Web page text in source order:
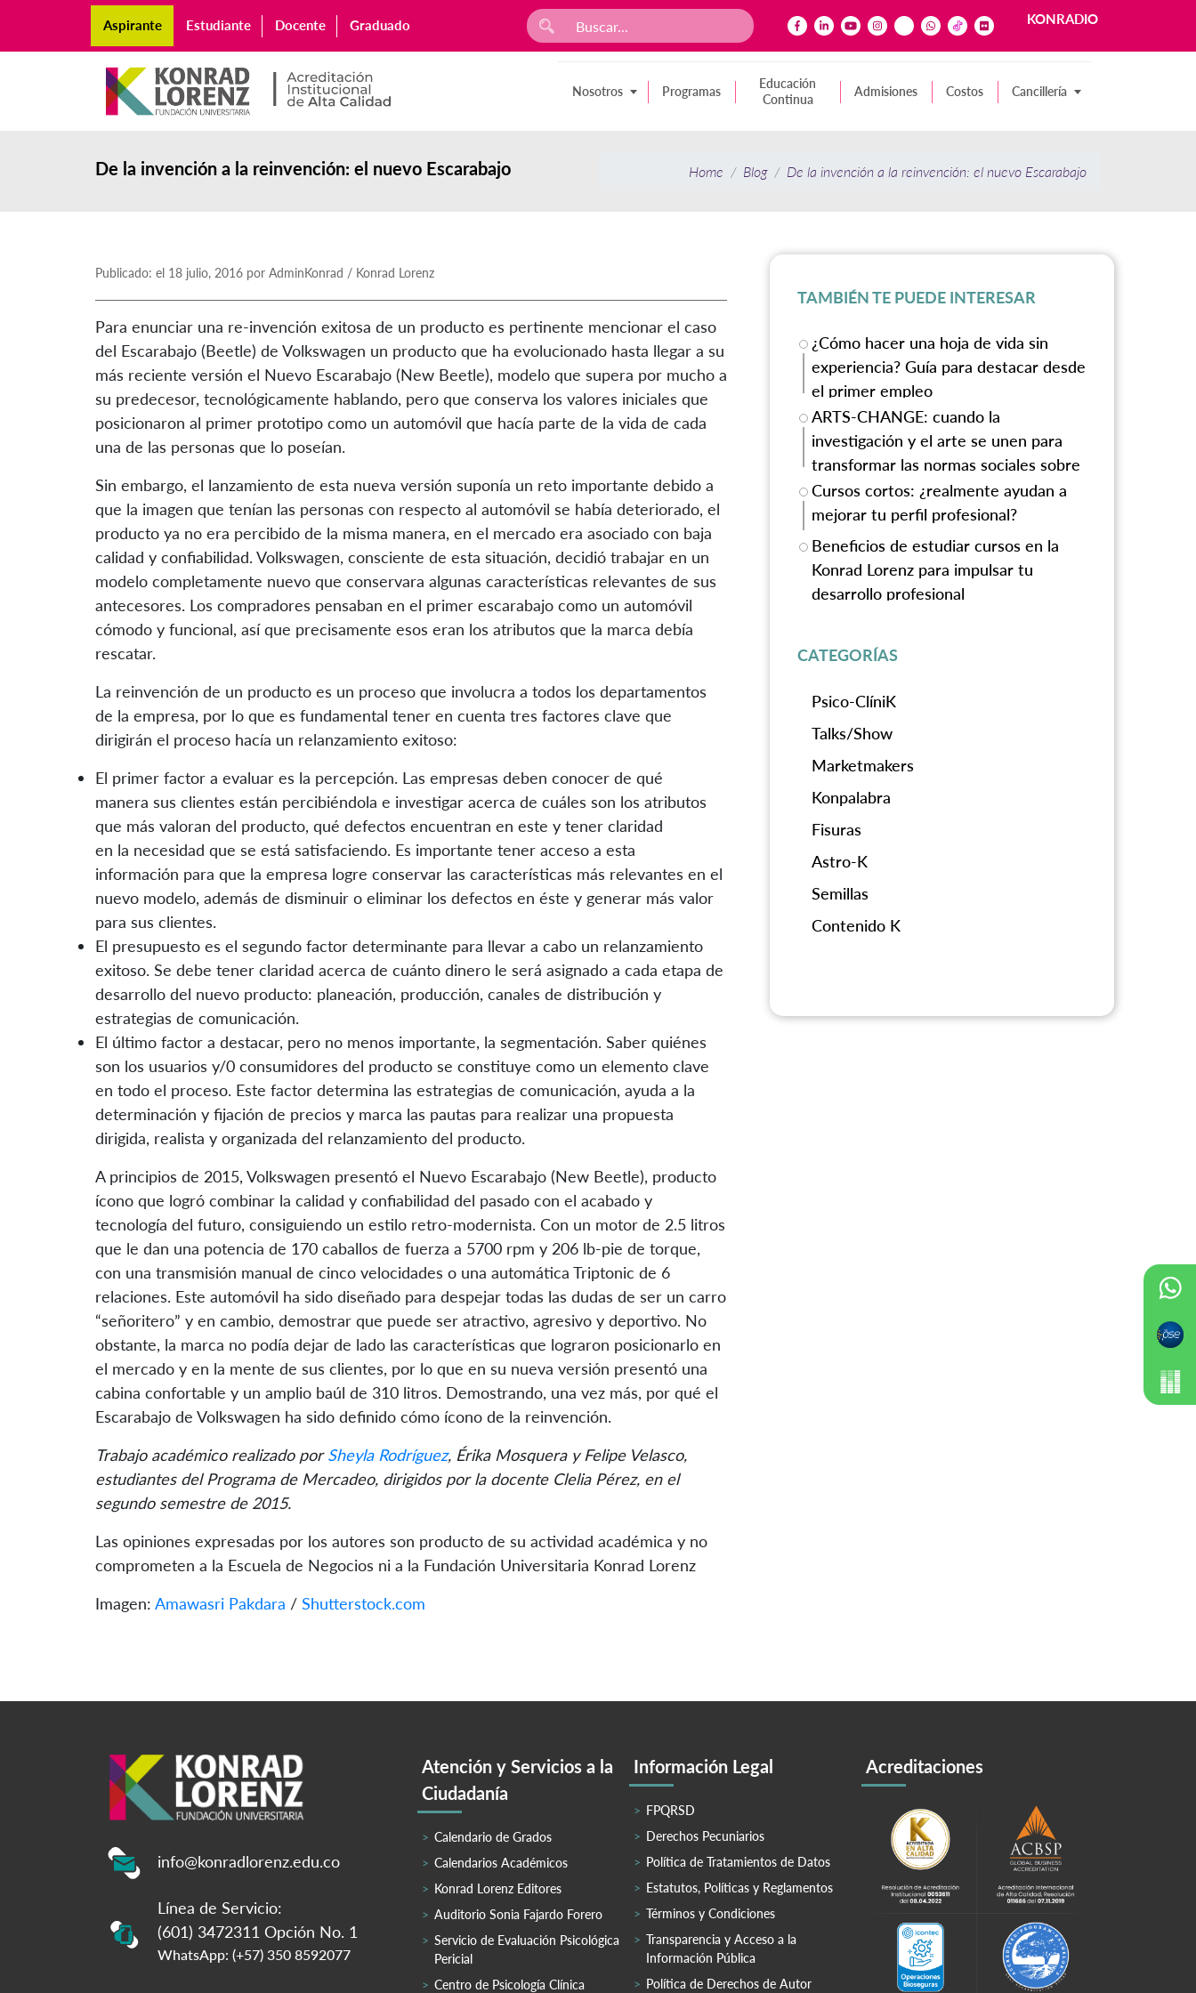
Aspirante Estudiante Docente Graduado KONRADIO
Nosotros Programas
Educación
Continua
Admisiones Costos Cancillería
De la invención a la reinvención: el nuevo Escarabajo Home Blog De la invención a la reinvención: el nuevo Escarabajo
Publicado: el 18 julio, 2016 por AdminKonrad / Konrad Lorenz
Para enunciar una re-invención exitosa de un producto es pertinente mencionar el caso
del Escarabajo (Beetle) de Volkswagen un producto que ha evolucionado hasta llegar a su
más reciente versión el Nuevo Escarabajo (New Beetle), modelo que supera por mucho a
su predecesor, tecnológicamente hablando, pero que conserva los valores iniciales que
posicionaron al primer prototipo como un automóvil que hacía parte de la vida de cada
una de las personas que lo poseían.
Sin embargo, el lanzamiento de esta nueva versión suponía un reto importante debido a
que la imagen que tenían las personas con respecto al automóvil se había deteriorado, el
producto ya no era percibido de la misma manera, en el mercado era asociado con baja
calidad y confiabilidad. Volkswagen, consciente de esta situación, decidió trabajar en un
modelo completamente nuevo que conservara algunas características relevantes de sus
antecesores. Los compradores pensaban en el primer escarabajo como un automóvil
cómodo y funcional, así que precisamente esos eran los atributos que la marca debía
rescatar.
La reinvención de un producto es un proceso que involucra a todos los departamentos
de la empresa, por lo que es fundamental tener en cuenta tres factores clave que
dirigirán el proceso hacía un relanzamiento exitoso:
El primer factor a evaluar es la percepción. Las empresas deben conocer de qué
manera sus clientes están percibiéndola e investigar acerca de cuáles son los atributos
que más valoran del producto, qué defectos encuentran en este y tener claridad
en la necesidad que se está satisfaciendo. Es importante tener acceso a esta
información para que la empresa logre conservar las características más relevantes en el
nuevo modelo, además de disminuir o eliminar los defectos en éste y generar más valor
para sus clientes.
El presupuesto es el segundo factor determinante para llevar a cabo un relanzamiento
exitoso. Se debe tener claridad acerca de cuánto dinero le será asignado a cada etapa de
desarrollo del nuevo producto: planeación, producción, canales de distribución y
estrategias de comunicación.
El último factor a destacar, pero no menos importante, la segmentación. Saber quiénes
son los usuarios y/0 consumidores del producto se constituye como un elemento clave
en todo el proceso. Este factor determina las estrategias de comunicación, ayuda a la
determinación y fijación de precios y marca las pautas para realizar una propuesta
dirigida, realista y organizada del relanzamiento del producto.
A principios de 2015, Volkswagen presentó el Nuevo Escarabajo (New Beetle), producto
ícono que logró combinar la calidad y confiabilidad del pasado con el acabado y
tecnología del futuro, consiguiendo un estilo retro-modernista. Con un motor de 2.5 litros
que le dan una potencia de 170 caballos de fuerza a 5700 rpm y 206 lb-pie de torque,
con una transmisión manual de cinco velocidades o una automática Triptonic de 6
relaciones. Este automóvil ha sido diseñado para despejar todas las dudas de ser un carro
“señoritero” y en cambio, demostrar que puede ser atractivo, agresivo y deportivo. No
obstante, la marca no podía dejar de lado las características que lograron posicionarlo en
el mercado y en la mente de sus clientes, por lo que en su nueva versión presentó una
cabina confortable y un amplio baúl de 310 litros. Demostrando, una vez más, por qué el
Escarabajo de Volkswagen ha sido definido cómo ícono de la reinvención.
Trabajo académico realizado porSheyla Rodríguez, Érika Mosquera y Felipe Velasco,
estudiantes del Programa de Mercadeo, dirigidos por la docente Clelia Pérez, en el
segundo semestre de 2015.
Las opiniones expresadas por los autores son producto de su actividad académica y no
comprometen a la Escuela de Negocios ni a la Fundación Universitaria Konrad Lorenz
Imagen: Amawasri Pakdara / Shutterstock.com
TAMBIÉN TE PUEDE INTERESAR
¿Cómo hacer una hoja de vida sin
experiencia? Guía para destacar desde
el primer empleo
ARTS-CHANGE: cuando la
investigación y el arte se unen para
transformar las normas sociales sobre
la violencia de género
Cursos cortos: ¿realmente ayudan a
mejorar tu perfil profesional?
Beneficios de estudiar cursos en la
Konrad Lorenz para impulsar tu
desarrollo profesional
CATEGORÍAS
Psico-ClíniK
Talks/Show
Marketmakers
Konpalabra
Fisuras
Astro-K
Semillas
Contenido K
info@konradlorenz.edu.co
Línea de Servicio:
(601) 3472311 Opción No. 1
WhatsApp: (+57) 350 8592077
Atención y Servicios a la
Ciudadanía
Calendario de Grados
Calendarios Académicos
Konrad Lorenz Editores
Auditorio Sonia Fajardo Forero
Servicio de Evaluación Psicológica
Pericial
Centro de Psicología Clínica
Información Legal
FPQRSD
Derechos Pecuniarios
Política de Tratamientos de Datos
Estatutos, Políticas y Reglamentos
Términos y Condiciones
Transparencia y Acceso a la
Información Pública
Política de Derechos de Autor
Acreditaciones